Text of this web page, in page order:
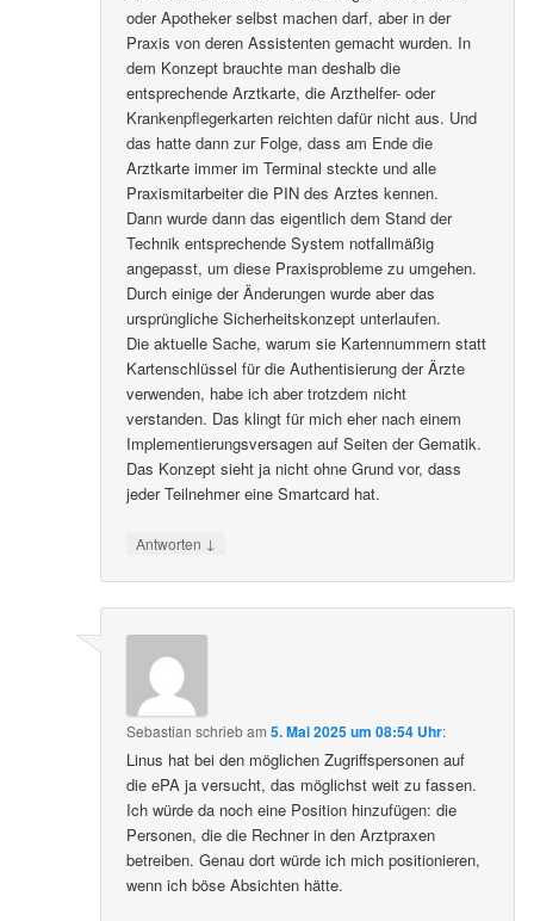
oder Apotheker selbst machen darf, aber in der
Praxis von deren Assistenten gemacht wurden. In
dem Konzept brauchte man deshalb die
entsprechende Arztkarte, die Arzthelfer- oder
Krankenpflegerkarten reichten dafür nicht aus. Und
das hatte dann zur Folge, dass am Ende die
Arztkarte immer im Terminal steckte und alle
Praxismitarbeiter die PIN des Arztes kennen.
Dann wurde dann das eigentlich dem Stand der
Technik entsprechende System notfallmäßig
angepasst, um diese Praxisprobleme zu umgehen.
Durch einige der Änderungen wurde aber das
ursprüngliche Sicherheitskonzept unterlaufen.
Die aktuelle Sache, warum sie Kartennummern statt
Kartenschlüssel für die Authentisierung der Ärzte
verwenden, habe ich aber trotzdem nicht
verstanden. Das klingt für mich eher nach einem
Implementierungsversagen auf Seiten der Gematik.
Das Konzept sieht ja nicht ohne Grund vor, dass
jeder Teilnehmer eine Smartcard hat.
Antworten ↓
Sebastian schriebam5. Mai 2025 um 08:54 Uhr:
Linus hat bei den möglichen Zugriffspersonen auf
die ePA ja versucht, das möglichst weit zu fassen.
Ich würde da noch eine Position hinzufügen: die
Personen, die die Rechner in den Arztpraxen
betreiben. Genau dort würde ich mich positionieren,
wenn ich böse Absichten hätte.